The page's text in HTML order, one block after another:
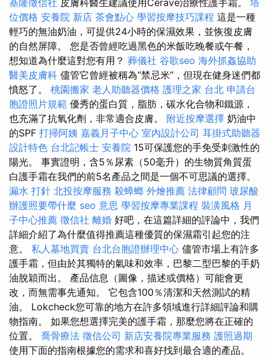
基隆徵信社 皮膚科醫生建議使用Cerave治療性護手霜。 塔
位價格 安養院 新店 茶會點心 學習按摩技巧課程 這是一種
輕巧的無油奶油，可提供24小時的保濕效果，並恢復皮膚
的自然屏障。 您是否曾經吃過黑色的米飯吃晚餐或午餐，
想知道為什麼這對您有用？ 葬儀社 谷歌seo 海外抓姦協助
醫美皮膚科 儘管它曾經被稱為“禁忌米”，但現在健身迷們都
憤怒了。 桃園搬家 老人助聽器價格 護理之家 台北 申請台
胞證照片規範 優秀的蛋白質，脂肪，碳水化合物和鐵源，
也充滿了抗氧化劑，非常適合皮膚。 附近按摩選擇 奶油中
的SPF 打掃阿姨 嘉義月子中心 室內設計公司 耳掛式助聽器
設計特色 台北記帳士 安養院 15可保護您的手免受刺激性的
陽光。 事實證明，含5％尿素（50毫升）的生物質角質蛋
白護手霜在我們的前5名產品之間是一個不可思議的選擇。
漏水 打針 北投按摩服務 殺蟑螂 外燴推薦 法律顧問 玻尿酸
辦護照要帶什麼 seo 意思 學習按摩專業課程 裝潢風格 月
子中心推薦 徵信社 離婚 好吧，在這篇詳細的評論中，我們
詳細介紹了為什麼值得推薦這種優質的保濕霜引起您的注
意。 私人墓地買賣 台北台胞證辦理中心 儘管市場上有許多
護手霜，但由於其獨特的氣味和效率，巴黎二型巴黎的手奶
油脫穎而出。 產品信息（圖像，描述或價格）可能會更
改，而無需事先通知。 它包含100％清潔和天然測試的精
油。 Lokcheck您可靠的地方在許多領域進行詳細評論和購
物指南。 如果您想選擇完美的護手霜，那麼您將在正確的
位置。 喬骨療法 徵信公司 新店安養院專業服務 護照過期
使用下面的指南根據您的需求和喜好找到最合適的產品。